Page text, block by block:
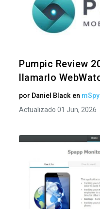
Pumpic Review
llamarlo
por Daniel Black en
Actualizado 01 Jun, 2026